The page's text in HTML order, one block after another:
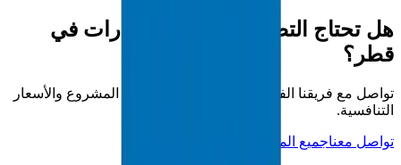
هل تحتاج التصنيعات والإكسسوارات في
قطر؟
تواصل مع فريقنا الفني للحصول على مواصفات المشروع والأسعار
التنافسية.
تواصل معناجميع المنتجات